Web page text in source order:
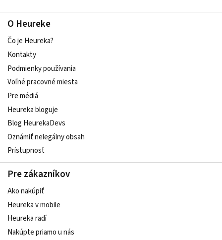
O Heureke
Čo je Heureka?
Kontakty
Podmienky používania
Voľné pracovné miesta
Pre médiá
Heureka bloguje
Blog HeurekaDevs
Oznámiť nelegálny obsah
Prístupnosť
Pre zákazníkov
Ako nakúpiť
Heureka v mobile
Heureka radí
Nakúpte priamo u nás